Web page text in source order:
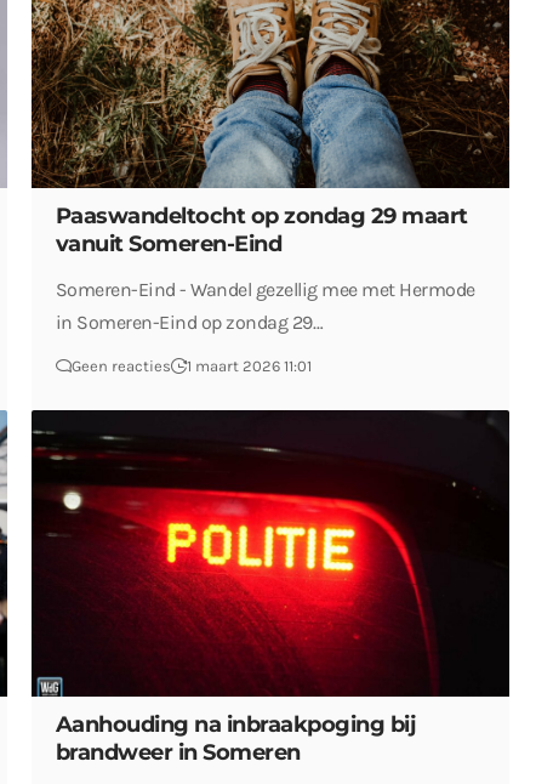
Paaswandeltocht op zondag 29 maart
vanuit Someren-Eind
Someren-Eind - Wandel gezellig mee met Hermode
in Someren-Eind op zondag 29…
Geen reacties 1 maart 2026 11:01
Aanhouding na inbraakpoging bij
brandweer in Someren